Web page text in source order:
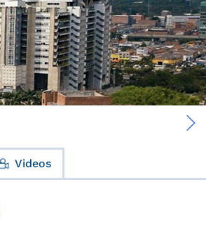
›
Videos